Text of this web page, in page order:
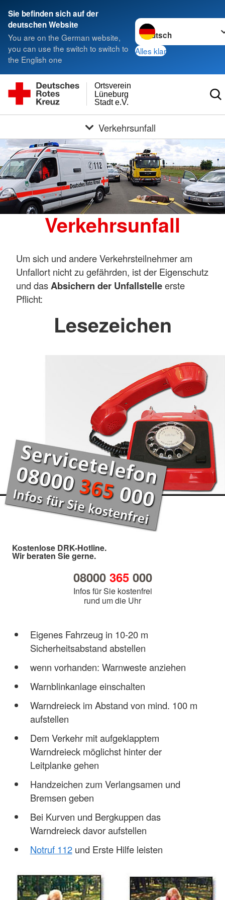
Sie befinden sich auf der
deutschen Website
You are on the German website,
you can use the switch to switch to
the English one
Sprache wechseln zu
Alles klar
Stadt e.V.
Lüneburg
Ortsverein
Verkehrsunfall
Verkehrsunfall
Um sich und andere Verkehrsteilnehmer am
Unfallort nicht zu gefährden, ist der Eigenschutz
und dasAbsichern der Unfallstelleerste
Pflicht:
Lesezeichen
Kostenlose DRK-Hotline.
Wir beraten Sie gerne.
08000 365000
Infos für Sie kostenfrei
rund um die Uhr
Eigenes Fahrzeug in 10-20 m
Sicherheitsabstand abstellen
wenn vorhanden: Warnweste anziehen
Warnblinkanlage einschalten
Warndreieck im Abstand von mind. 100 m
aufstellen
Dem Verkehr mit aufgeklapptem
Warndreieck möglichst hinter der
Leitplanke gehen
Handzeichen zum Verlangsamen und
Bremsen geben
Bei Kurven und Bergkuppen das
Warndreieck davor aufstellen
Notruf 112und Erste Hilfe leisten